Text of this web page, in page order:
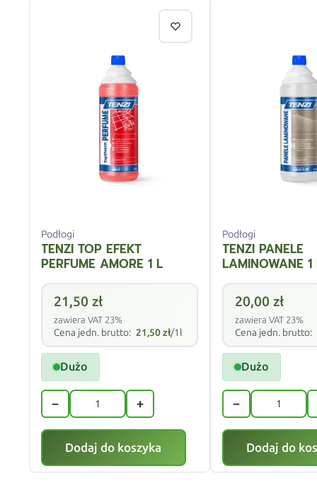
Podłogi
TENZI TOP EFEKT
PERFUME AMORE 1 L
21,50 zł
zawiera VAT 23%
Cena jedn. brutto: 21,50zł/1l
Dużo
− +
Dodaj do koszyka
Podłogi
TENZI PANELE
LAMINOWANE 1
20,00 zł
zawiera VAT 23%
Cena jedn. brutto:
Dużo
−
Dodaj do